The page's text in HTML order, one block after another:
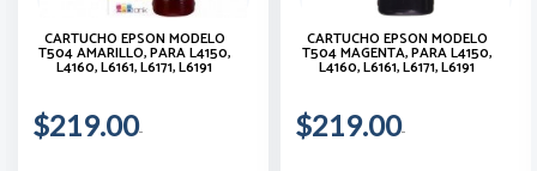
CARTUCHO EPSON MODELO
T504 AMARILLO, PARA L4150,
L4160, L6161, L6171, L6191
$219.00
CARTUCHO EPSON MODELO
T504 MAGENTA, PARA L4150,
L4160, L6161, L6171, L6191
$219.00